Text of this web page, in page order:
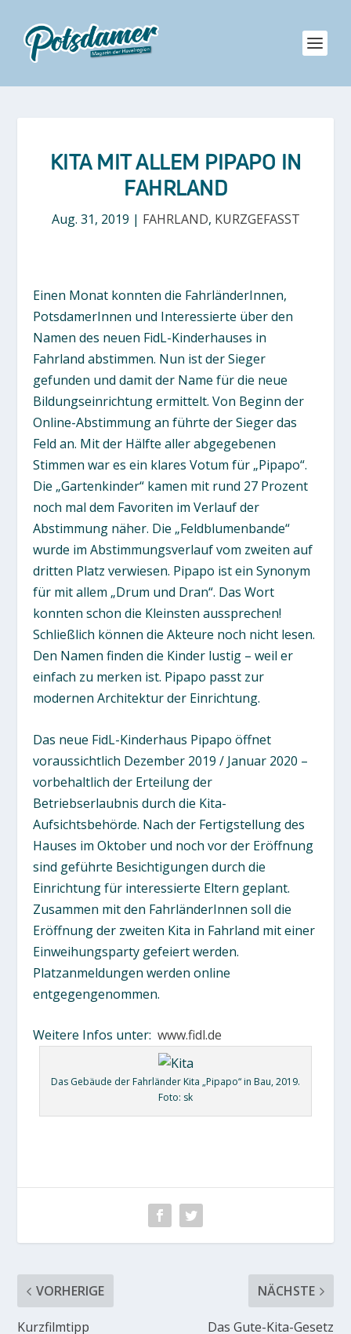
KITA MIT ALLEM PIPAPO IN
FAHRLAND
Aug. 31, 2019 | FAHRLAND, KURZGEFASST
Einen Monat konnten die FahrländerInnen,
PotsdamerInnen und Interessierte über den
Namen des neuen FidL-Kinderhauses in
Fahrland abstimmen. Nun ist der Sieger
gefunden und damit der Name für die neue
Bildungseinrichtung ermittelt. Von Beginn der
Online-Abstimmung an führte der Sieger das
Feld an. Mit der Hälfte aller abgegebenen
Stimmen war es ein klares Votum für „Pipapo“.
Die „Gartenkinder“ kamen mit rund 27 Prozent
noch mal dem Favoriten im Verlauf der
Abstimmung näher. Die „Feldblumenbande“
wurde im Abstimmungsverlauf vom zweiten auf
dritten Platz verwiesen. Pipapo ist ein Synonym
für mit allem „Drum und Dran“. Das Wort
konnten schon die Kleinsten aussprechen!
Schließlich können die Akteure noch nicht lesen.
Den Namen finden die Kinder lustig – weil er
einfach zu merken ist. Pipapo passt zur
modernen Architektur der Einrichtung.
Das neue FidL-Kinderhaus Pipapo öffnet
voraussichtlich Dezember 2019 / Januar 2020 –
vorbehaltlich der Erteilung der
Betriebserlaubnis durch die Kita-
Aufsichtsbehörde. Nach der Fertigstellung des
Hauses im Oktober und noch vor der Eröffnung
sind geführte Besichtigungen durch die
Einrichtung für interessierte Eltern geplant.
Zusammen mit den FahrländerInnen soll die
Eröffnung der zweiten Kita in Fahrland mit einer
Einweihungsparty gefeiert werden.
Platzanmeldungen werden online
entgegengenommen.
Weitere Infos unter: www.fidl.de
Das Gebäude der Fahrländer Kita „Pipapo“ in Bau, 2019.
Foto: sk
VORHERIGE
Kurzfilmtipp
NÄCHSTE
Das Gute-Kita-Gesetz